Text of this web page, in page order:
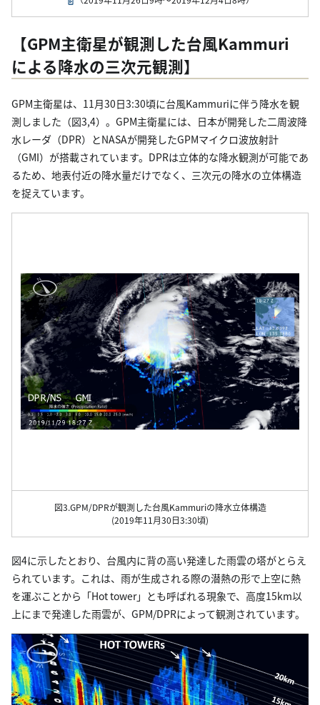
【GPM主衛星が観測した台風Kammuri
による降水の三次元観測】
GPM主衛星は、11月30日3:30頃に台風Kammuriに伴う降水を観
測しました（図3,4）。GPM主衛星には、日本が開発した二周波降
水レーダ（DPR）とNASAが開発したGPMマイクロ波放射計
（GMI）が搭載されています。DPRは立体的な降水観測が可能であ
るため、地表付近の降水量だけでなく、三次元の降水の立体構造
を捉えています。
図3.GPM/DPRが観測した台風Kammuriの降水立体構造
(2019年11月30日3:30頃)
図4に示したとおり、台風内に背の高い発達した雨雲の塔がとらえ
られています。これは、雨が生成される際の潜熱の形で上空に熱
を運ぶことから「Hot tower」とも呼ばれる現象で、高度15km以
上にまで発達した雨雲が、GPM/DPRによって観測されています。